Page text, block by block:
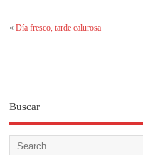
«Día fresco, tarde calurosa
Buscar